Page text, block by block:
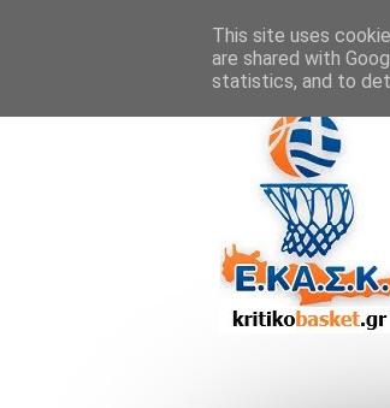
This site uses
are shared with
statistics, and to